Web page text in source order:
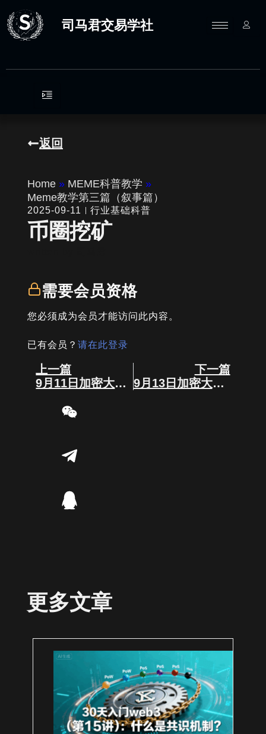
至
内
司马君交易学社
返回
Home » MEME科普教学 »
Meme教学第三篇（叙事篇）
2025-09-11 行业基础科普
币圈挖矿
需要会员资格
您必须成为会员才能访问此内容。
已有会员？ 请在此登录
Prev
上一篇
9月11日加密大事件
下一篇
9月13日加密大事件
更多文章